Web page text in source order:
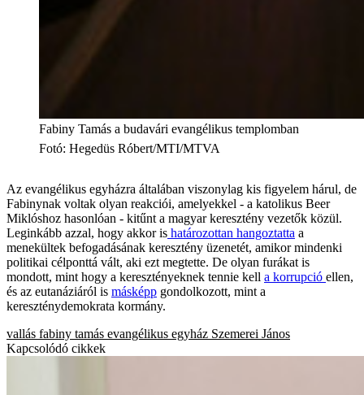
Fabiny Tamás a budavári evangélikus templomban
Fotó: Hegedüs Róbert/MTI/MTVA
Az evangélikus egyházra általában viszonylag kis figyelem hárul, de
Fabinynak voltak olyan reakciói, amelyekkel - a katolikus Beer
Miklóshoz hasonlóan - kitűnt a magyar keresztény vezetők közül.
Leginkább azzal, hogy akkor is határozottan hangoztatta a
menekültek befogadásának keresztény üzenetét, amikor mindenki
politikai célponttá vált, aki ezt megtette. De olyan furákat is
mondott, mint hogy a keresztényeknek tennie kell a korrupció ellen,
és az eutanáziáról is másképp gondolkozott, mint a
kereszténydemokrata kormány.
vallás fabiny tamás evangélikus egyház Szemerei János
Kapcsolódó cikkek